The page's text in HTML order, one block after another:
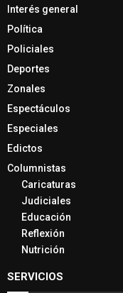
Interés general
Política
Policiales
Deportes
Zonales
Espectáculos
Especiales
Edictos
Columnistas
Caricaturas
Judiciales
Educación
Reflexión
Nutrición
SERVICIOS